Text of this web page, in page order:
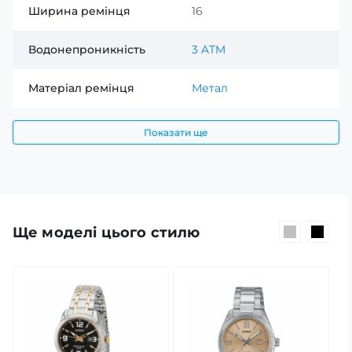
або особливостей моделі, зверніться до менеджера
деталі та надасть необхідну інформацію.
Ширина ремінця 16
Водонепроникність 3 ATM
Матеріал ремінця Метал
Показати ще
Ще моделі цього стилю